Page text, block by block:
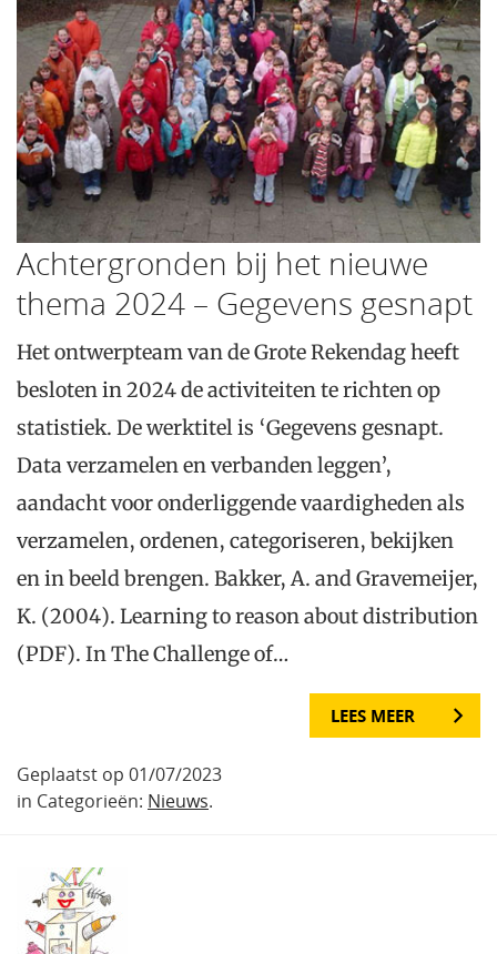
Achtergronden bij het nieuwe
thema 2024 – Gegevens gesnapt
Het ontwerpteam van de Grote Rekendag heeft
besloten in 2024 de activiteiten te richten op
statistiek. De werktitel is ‘Gegevens gesnapt.
Data verzamelen en verbanden leggen’,
aandacht voor onderliggende vaardigheden als
verzamelen, ordenen, categoriseren, bekijken
en in beeld brengen. Bakker, A. and Gravemeijer,
K. (2004). Learning to reason about distribution
(PDF). In The Challenge of…
LEES MEER
Geplaatst op 01/07/2023
in Categorieën: Nieuws.